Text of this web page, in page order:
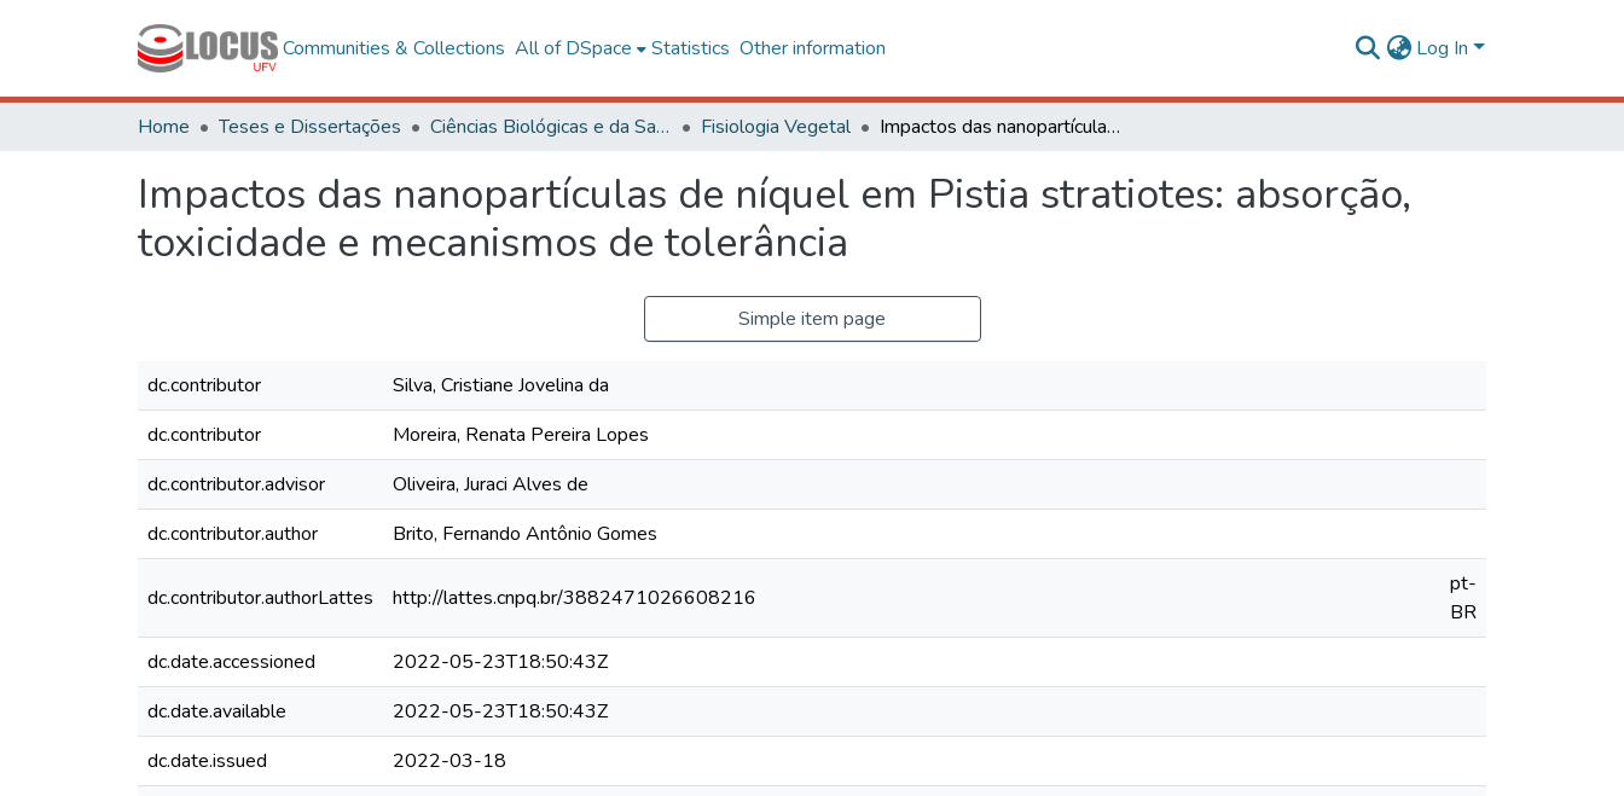
Communities & Collections All of DSpace Statistics Other information Log In
Home Teses e Dissertações Ciências Biológicas e da Saúde Fisiologia Vegetal Impactos das nanopartículas de níquel em Pistia stratiotes: absorção, toxicidade e mecanismos de tolerância
Impactos das nanopartículas de níquel em Pistia stratiotes: absorção,
toxicidade e mecanismos de tolerância
Simple item page
dc.contributor
Silva, Cristiane Jovelina da
dc.contributor
Moreira, Renata Pereira Lopes
dc.contributor.advisor
Oliveira, Juraci Alves de
dc.contributor.author
Brito, Fernando Antônio Gomes
dc.contributor.authorLattes http://lattes.cnpq.br/3882471026608216
pt-
BR
dc.date.accessioned
2022-05-23T18:50:43Z
dc.date.available
2022-05-23T18:50:43Z
dc.date.issued
2022-03-18